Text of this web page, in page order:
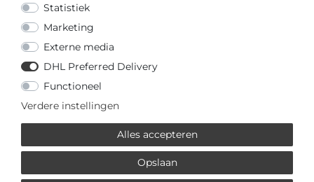
Wensenlijst Vraag over het artikel
IN DE WINKELWAGEN
Statistiek
Marketing
Externe media
DHL Preferred Delivery
Functioneel
Verdere instellingen
Alles accepteren
Opslaan